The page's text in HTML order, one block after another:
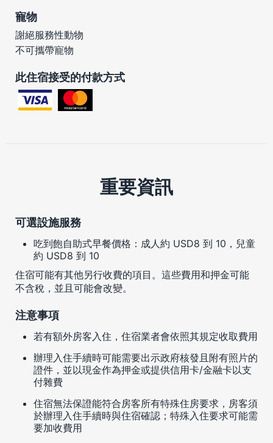
寵物
謝絕服務性動物
不可攜帶寵物
此住宿接受的付款方式
重要資訊
可選設施服務
吃到飽自助式早餐價格：成人約 USD8 到 10，兒童
約 USD8 到 10
住宿可能有其他另行收費的項目。這些費用和押金可能
不含稅，並且可能會改變。
注意事項
若有額外房客入住，住宿業者會依照其規定收取費用
辦理入住手續時可能需要出示政府核發且附有照片的
證件，並以現金作為押金或提供信用卡/金融卡以支
付雜費
住宿無法保證能符合房客所有特殊住房要求，房客須
於辦理入住手續時與住宿確認；特殊入住要求可能需
要加收費用